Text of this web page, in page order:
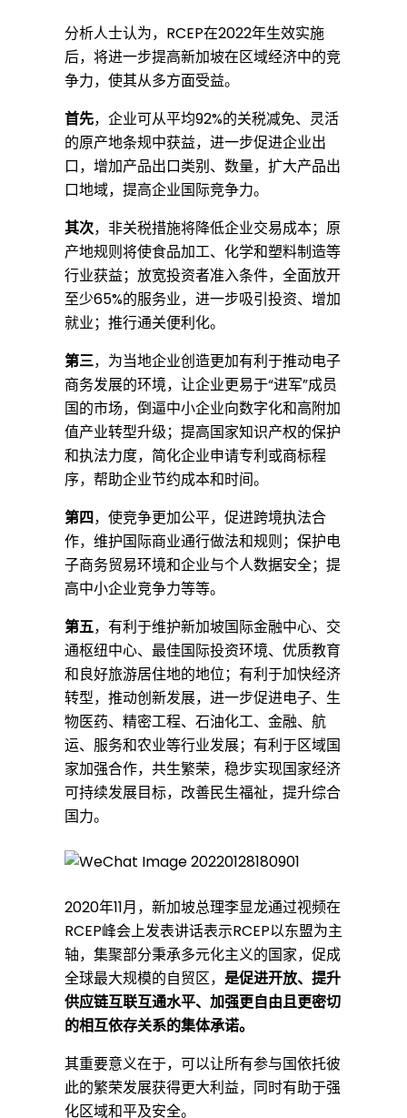
分析人士认为，RCEP在2022年生效实施
后，将进一步提高新加坡在区域经济中的竞
争力，使其从多方面受益。
首先，企业可从平均92%的关税减免、灵活
的原产地条规中获益，进一步促进企业出
口，增加产品出口类别、数量，扩大产品出
口地域，提高企业国际竞争力。
其次，非关税措施将降低企业交易成本；原
产地规则将使食品加工、化学和塑料制造等
行业获益；放宽投资者准入条件，全面放开
至少65%的服务业，进一步吸引投资、增加
就业；推行通关便利化。
第三，为当地企业创造更加有利于推动电子
商务发展的环境，让企业更易于“进军”成员
国的市场，倒逼中小企业向数字化和高附加
值产业转型升级；提高国家知识产权的保护
和执法力度，简化企业申请专利或商标程
序，帮助企业节约成本和时间。
第四，使竞争更加公平，促进跨境执法合
作，维护国际商业通行做法和规则；保护电
子商务贸易环境和企业与个人数据安全；提
高中小企业竞争力等等。
第五，有利于维护新加坡国际金融中心、交
通枢纽中心、最佳国际投资环境、优质教育
和良好旅游居住地的地位；有利于加快经济
转型，推动创新发展，进一步促进电子、生
物医药、精密工程、石油化工、金融、航
运、服务和农业等行业发展；有利于区域国
家加强合作，共生繁荣，稳步实现国家经济
可持续发展目标，改善民生福祉，提升综合
国力。
2020年11月，新加坡总理李显龙通过视频在
RCEP峰会上发表讲话表示RCEP以东盟为主
轴，集聚部分秉承多元化主义的国家，促成
全球最大规模的自贸区， 是促进开放、提升
供应链互联互通水平、加强更自由且更密切
的相互依存关系的集体承诺。
其重要意义在于，可以让所有参与国依托彼
此的繁荣发展获得更大利益，同时有助于强
化区域和平及安全。